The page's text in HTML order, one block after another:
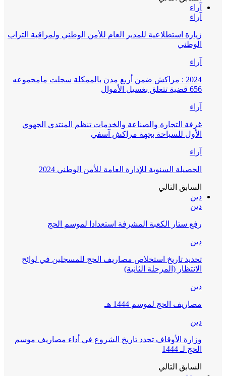
آراء
آراء
زيارة استطلاعية للمدير العام للأمن الوطني ولمراقبة التراب
الوطني
آراء
2024 : مراكش ضمن أربع مدن بالممكلة سجلت مامجموعه
656 قضية تتعلق بغسيل الأموال
آراء
غرفة التجارة والصناعة والخدمات تنظم المنتدى الجهوي
الأول للسياحة بجهة مراكش آسفي
آراء
الحصيلة السنوية للإدارة العامة للأمن الوطني 2024
السابق التالي
دين
دين
رفع ستار الكعبة المشرفة استعدادا لموسم الحج
دين
تحديد تاريخ استخلاص مصاريف الحج للمسجلين في لوائح
الانتظار (المرحلة الثانية)
دين
مصاريف الحج لموسم 1444 هـ
دين
وزارة الأوقاف تحدد تاريخ الشروع في أداء مصاريف موسم
الحج لـ 1444
السابق التالي